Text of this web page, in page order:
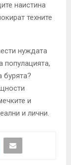
наистина
техните
нуждата
популацията,
бурята?
и
и лични.